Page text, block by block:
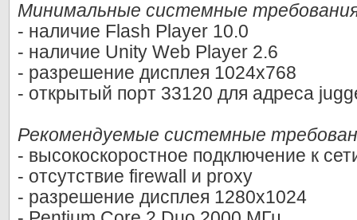
Минимальные системные
- наличие Flash Player 10.0
- наличие Unity Web Player 2.6
- разрешение дисплея 1024х768
- открытый порт 33120 для адреса
Рекомендуемые системные
- высокоскоростное подключение к
- отсутствие firewall и proxy
- разрешение дисплея 1280х1024